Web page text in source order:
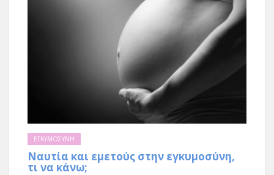
ΕΓΚΥΜΟΣΥΝΗ
Nαυτία και εμετούς στην εγκυμοσύνη,
τι να κάνω;